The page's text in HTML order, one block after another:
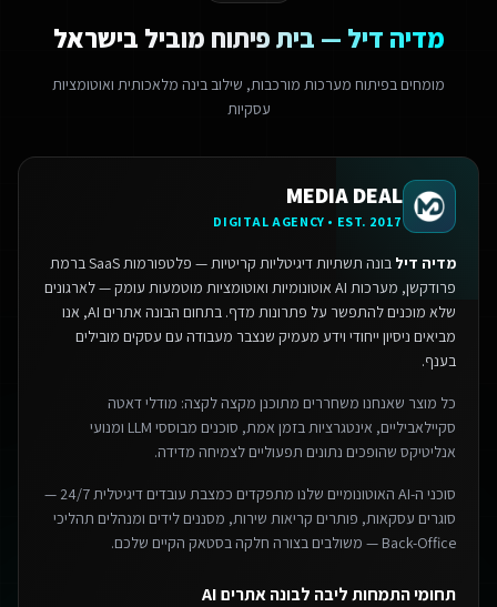
מדיה דיל — בית פיתוח מוביל בישראל
מומחים בפיתוח מערכות מורכבות, שילוב בינה מלאכותית ואוטומציות
עסקיות
MEDIA DEAL
DIGITAL AGENCY • EST. 2017
מדיה דיל
בונה תשתיות דיגיטליות קריטיות — פלטפורמות SaaS ברמת
פרודקשן, מערכות AI אוטונומיות ואוטומציות מוטמעות עומק — לארגונים
שלא מוכנים להתפשר על פתרונות מדף.
בתחום הבונה אתרים AI, אנו
מביאים ניסיון ייחודי וידע מעמיק שנצבר מעבודה עם עסקים מובילים
בענף.
כל מוצר שאנחנו משחררים מתוכנן מקצה לקצה: מודלי דאטה
סקיילאביליים, אינטגרציות בזמן אמת, סוכנים מבוססי LLM ומנועי
אנליטיקס שהופכים נתונים תפעוליים לצמיחה מדידה.
סוכני ה-AI האוטונומיים שלנו מתפקדים כמצבת עובדים דיגיטלית 24/7 —
סוגרים עסקאות, פותרים קריאות שירות, מסננים לידים ומנהלים תהליכי
Back-Office — משולבים בצורה חלקה בסטאק הקיים שלכם.
תחומי התמחות ליבה לבונה אתרים AI